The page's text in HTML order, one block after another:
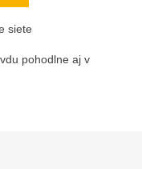
siete
pohodlne aj v